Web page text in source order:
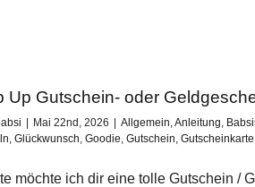
Up Gutschein- oder
Mai 22nd, 2026 Allgemein,Anleitung,
, Glückwunsch, Goodie, Gutschein, Gutscheinkarte
möchte ich dir eine tolle Gutschein /